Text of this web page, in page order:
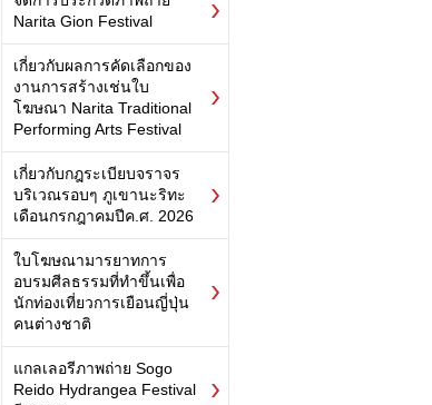
Narita Gion Festival
เกี่ยวกับผลการคัดเลือกของ
งานการสร้างเช่นใบ
โฆษณา Narita Traditional
Performing Arts Festival
เกี่ยวกับกฎระเบียบจราจร
บริเวณรอบๆ ภูเขานะริทะ
เดือนกรกฎาคมปีค.ศ. 2026
ใบโฆษณามารยาทการ
อบรมศีลธรรมที่ทำขึ้นเพื่อ
นักท่องเที่ยวการเยือนญี่ปุ่น
คนต่างชาติ
แกลเลอรีภาพถ่าย Sogo
Reido Hydrangea Festival